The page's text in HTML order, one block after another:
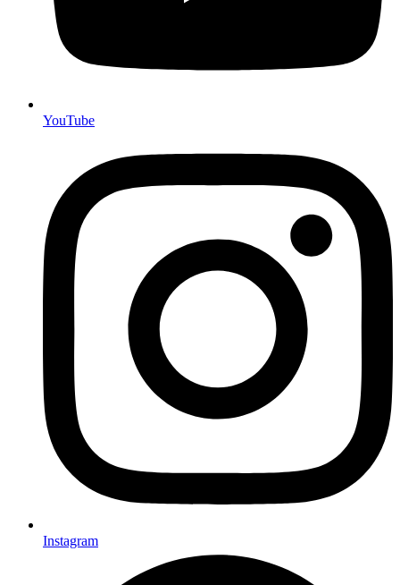
YouTube
Instagram